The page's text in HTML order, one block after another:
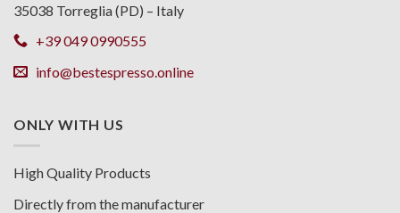
35038 Torreglia (PD) – Italy
+39 049 0990555
info@bestespresso.online
ONLY WITH US
High Quality Products
Directly from the manufacturer